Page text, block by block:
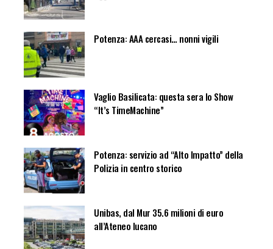
Potenza: AAA cercasi… nonni vigili
Vaglio Basilicata: questa sera lo Show
“It’s TimeMachine”
Potenza: servizio ad “Alto Impatto” della
Polizia in centro storico
Unibas, dal Mur 35.6 milioni di euro
all’Ateneo lucano